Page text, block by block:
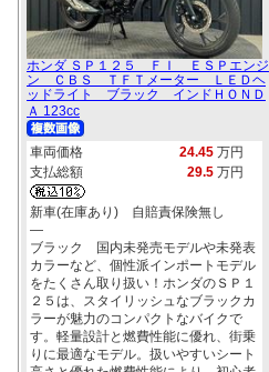
ホンダ ＳＰ１２５ ＦＩ ＥＳＰエンジ
ン ＣＢＳ ＴＦＴメーター ＬＥＤヘ
ッドライト ブラック インドＨＯＮＤ
Ａ 123cc
車両価格 24.45 万円
支払総額
29.5 万円
新車(在庫あり) 自賠責保険無し
―
ブラック 国内未発売モデルや未発表
カラーなど、個性派インポートモデル
をたくさん取り扱い！ホンダのＳＰ１
２５は、スタイリッシュなブラックカ
ラーが魅力のコンパクトなバイクで
す。軽量設計と燃費性能に優れ、街乗
りに最適なモデル。扱いやすいシート